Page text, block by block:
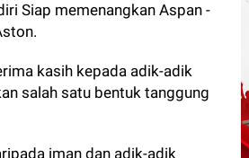
Siap memenangkan Aspan -
kasih kepada adik-adik
salah satu bentuk tanggung
iman dan adik-adik